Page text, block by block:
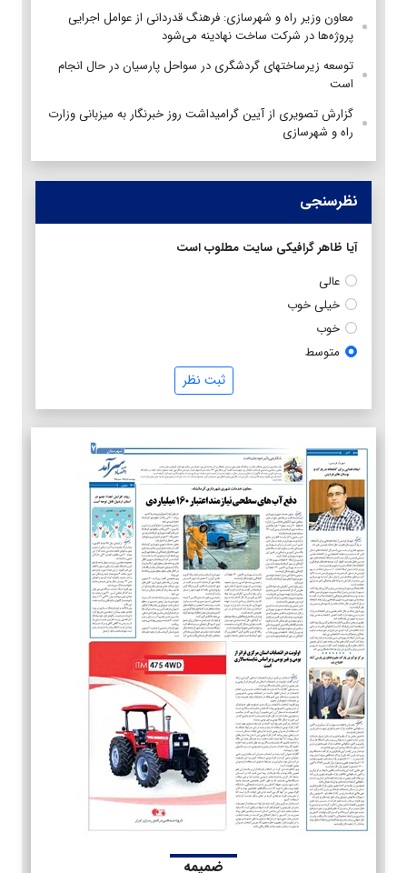
معاون وزیر راه و شهرسازی: فرهنگ قدردانی از عوامل اجرایی
پروژه‌ها در شرکت ساخت نهادینه می‌شود
توسعه زیرساختهای گردشگری در سواحل پارسیان در حال انجام
است
گزارش تصویری از آیین گرامیداشت روز خبرنگار به میزبانی وزارت
راه و شهرسازی
نظرسنجی
آیا ظاهر گرافیکی سایت مطلوب است
عالی
خیلی خوب
خوب
متوسط
ثبت نظر
ضمیمه